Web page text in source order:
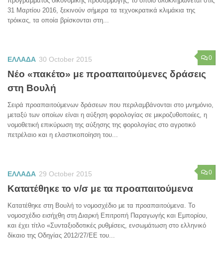
31 Μαρτίου 2016, ξεκινούν σήμερα τα τεχνοκρατικά κλιμάκια της
τρόικας, τα οποία βρίσκονται στη...
0
ΕΛΛΑΔΑ 30 October 2015
Νέο «πακέτο» με προαπαιτούμενες δράσεις
στη Βουλή
Σειρά προαπαιτούμενων δράσεων που περιλαμβάνονται στο μνημόνιο,
μεταξύ των οποίων είναι η αύξηση φορολογίας σε μικροζυθοποιίες, η
νομοθετική επικύρωση της αύξησης της φορολογίας στο αγροτικό
πετρέλαιο και η ελαστικοποίηση του...
0
ΕΛΛΑΔΑ 29 October 2015
Κατατέθηκε το ν/σ με τα προαπαιτούμενα
Κατατέθηκε στη Βουλή το νομοσχέδιο με τα προαπαιτούμενα. Το
νομοσχέδιο εισήχθη στη Διαρκή Επιτροπή Παραγωγής και Εμπορίου,
και έχει τίτλο «Συνταξιοδοτικές ρυθμίσεις, ενσωμάτωση στο ελληνικό
δίκαιο της Οδηγίας 2012/27/ΕΕ του...